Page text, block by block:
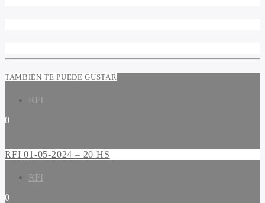
TAMBIÉN TE PUEDE GUSTAR
RFI
0
RFI 01-05-2024 – 20 HS
RFI
0